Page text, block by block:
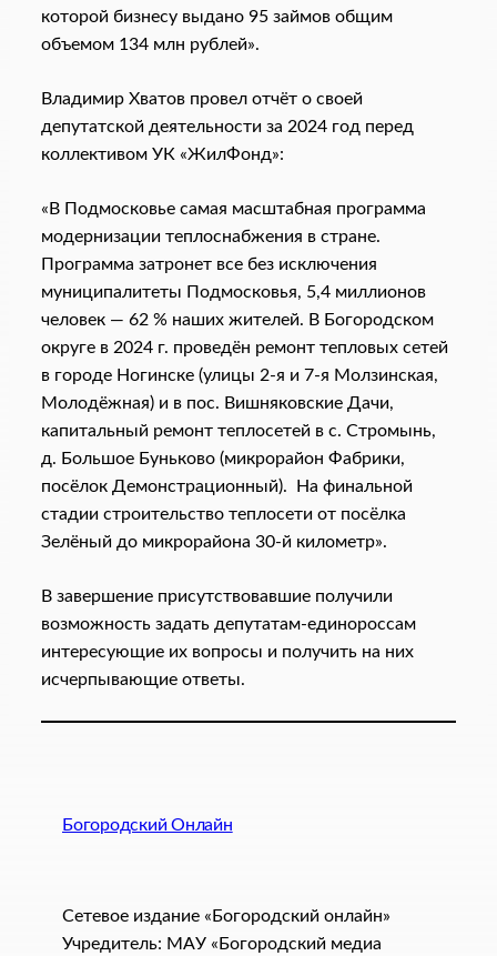
которой бизнесу выдано 95 займов общим
объемом 134 млн рублей».
Владимир Хватов провел отчёт о своей
депутатской деятельности за 2024 год перед
коллективом УК «ЖилФонд»:
«В Подмосковье самая масштабная программа
модернизации теплоснабжения в стране.
Программа затронет все без исключения
муниципалитеты Подмосковья, 5,4 миллионов
человек — 62 % наших жителей. В Богородском
округе в 2024 г. проведён ремонт тепловых сетей
в городе Ногинске (улицы 2-я и 7-я Молзинская,
Молодёжная) и в пос. Вишняковские Дачи,
капитальный ремонт теплосетей в с. Стромынь,
д. Большое Буньково (микрорайон Фабрики,
посёлок Демонстрационный). На финальной
стадии строительство теплосети от посёлка
Зелёный до микрорайона 30-й километр».
В завершение присутствовавшие получили
возможность задать депутатам-единороссам
интересующие их вопросы и получить на них
исчерпывающие ответы.
Богородский Онлайн
Сетевое издание «Богородский онлайн»
Учредитель: МАУ «Богородский медиа